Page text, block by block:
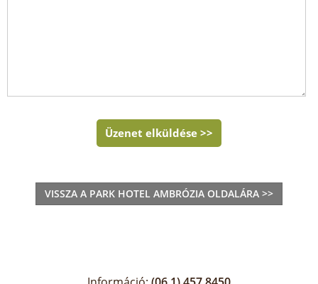
Üzenet elküldése >>
VISSZA A PARK HOTEL AMBRÓZIA OLDALÁRA >>